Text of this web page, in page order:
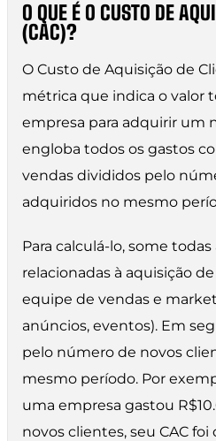
O QUE É O CUSTO DE
(CAC)?
O Custo de Aquisição de
métrica que indica o valor
empresa para adquirir um
engloba todos os gastos
vendas divididos pelo
adquiridos no mesmo
Para calculá-lo, some todas
relacionadas à aquisição
equipe de vendas e
anúncios, eventos). Em
pelo número de novos
mesmo período. Por
uma empresa gastou
novos clientes, seu CAC foi